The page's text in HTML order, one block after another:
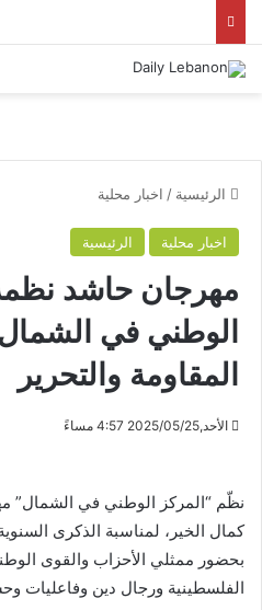
الرئيسية / اخبار محلية
اخبار محلية الرئيسية
مهرجان حاشد
الوطني في
المقاومة والتحرير
الأحد,2025/05/25 4:57 مساءً
نظّم “المركز الوطني في الشمال”
بحضور ممثلي الأحزاب والقوى
الفلسطينية ورجال دين وفاعليات